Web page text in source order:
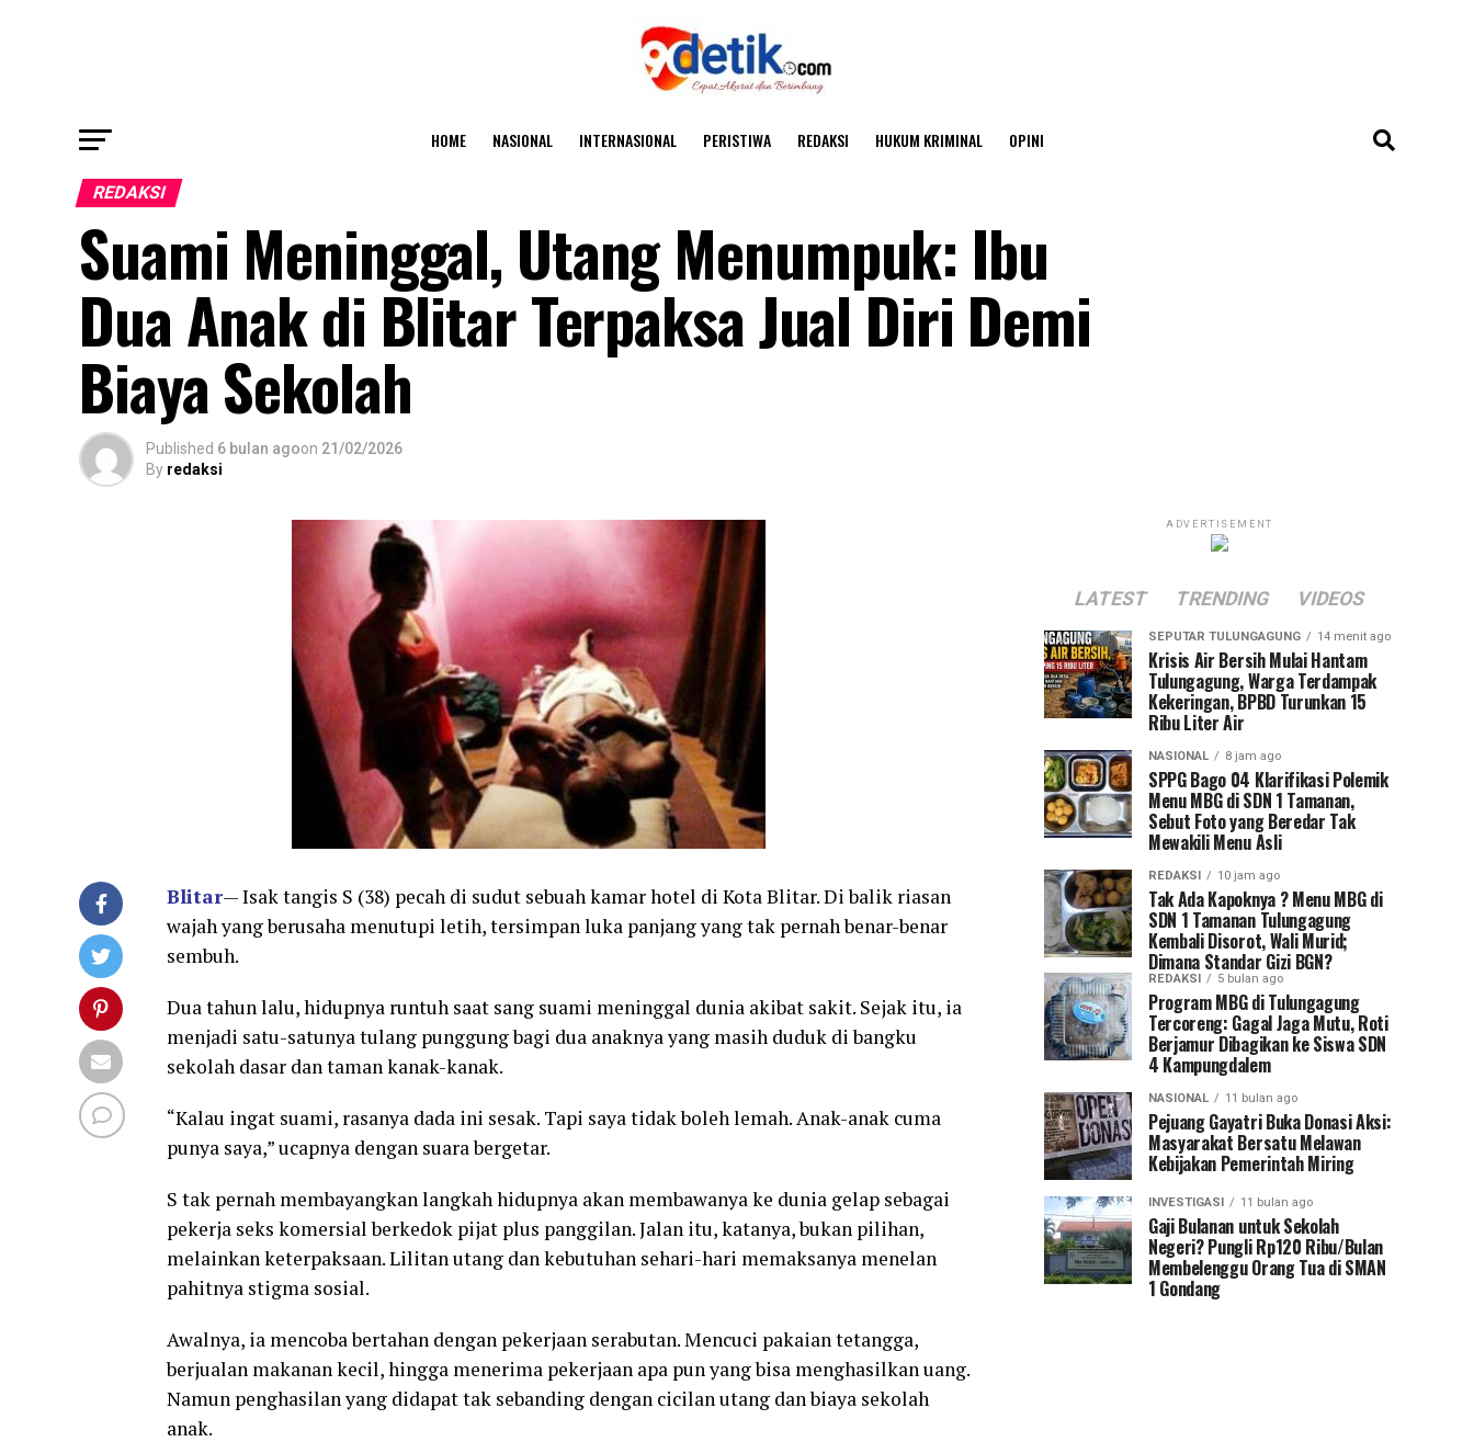
HOME NASIONAL INTERNASIONAL PERISTIWA REDAKSI HUKUM KRIMINAL OPINI
REDAKSI
Suami Meninggal, Utang Menumpuk: Ibu
Dua Anak di Blitar Terpaksa Jual Diri Demi
Biaya Sekolah
Published 6 bulan agoon 21/02/2026
By redaksi
Blitar— Isak tangis S (38) pecah di sudut sebuah kamar hotel di Kota Blitar. Di balik riasan
wajah yang berusaha menutupi letih, tersimpan luka panjang yang tak pernah benar-benar
sembuh.
Dua tahun lalu, hidupnya runtuh saat sang suami meninggal dunia akibat sakit. Sejak itu, ia
menjadi satu-satunya tulang punggung bagi dua anaknya yang masih duduk di bangku
sekolah dasar dan taman kanak-kanak.
“Kalau ingat suami, rasanya dada ini sesak. Tapi saya tidak boleh lemah. Anak-anak cuma
punya saya,” ucapnya dengan suara bergetar.
S tak pernah membayangkan langkah hidupnya akan membawanya ke dunia gelap sebagai
pekerja seks komersial berkedok pijat plus panggilan. Jalan itu, katanya, bukan pilihan,
melainkan keterpaksaan. Lilitan utang dan kebutuhan sehari-hari memaksanya menelan
pahitnya stigma sosial.
Awalnya, ia mencoba bertahan dengan pekerjaan serabutan. Mencuci pakaian tetangga,
berjualan makanan kecil, hingga menerima pekerjaan apa pun yang bisa menghasilkan uang.
Namun penghasilan yang didapat tak sebanding dengan cicilan utang dan biaya sekolah
anak.
ADVERTISEMENT
LATEST TRENDING VIDEOS
SEPUTAR TULUNGAGUNG 14 menit ago
Krisis Air Bersih Mulai Hantam
Tulungagung, Warga Terdampak
Kekeringan, BPBD Turunkan 15
Ribu Liter Air
NASIONAL 8 jam ago
SPPG Bago 04 Klarifikasi Polemik
Menu MBG di SDN 1 Tamanan,
Sebut Foto yang Beredar Tak
Mewakili Menu Asli
REDAKSI 10 jam ago
Tak Ada Kapoknya ? Menu MBG di
SDN 1 Tamanan Tulungagung
Kembali Disorot, Wali Murid;
Dimana Standar Gizi BGN?
REDAKSI 5 bulan ago
Program MBG di Tulungagung
Tercoreng: Gagal Jaga Mutu, Roti
Berjamur Dibagikan ke Siswa SDN
4 Kampungdalem
NASIONAL 11 bulan ago
Pejuang Gayatri Buka Donasi Aksi:
Masyarakat Bersatu Melawan
Kebijakan Pemerintah Miring
INVESTIGASI 11 bulan ago
Gaji Bulanan untuk Sekolah
Negeri? Pungli Rp120 Ribu/Bulan
Membelenggu Orang Tua di SMAN
1 Gondang